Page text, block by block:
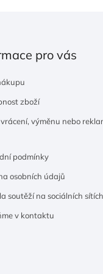
pro vás
zboží
vrácení, výměnu nebo
podmínky
osobních údajů
soutěží na sociálních sítích
v kontaktu